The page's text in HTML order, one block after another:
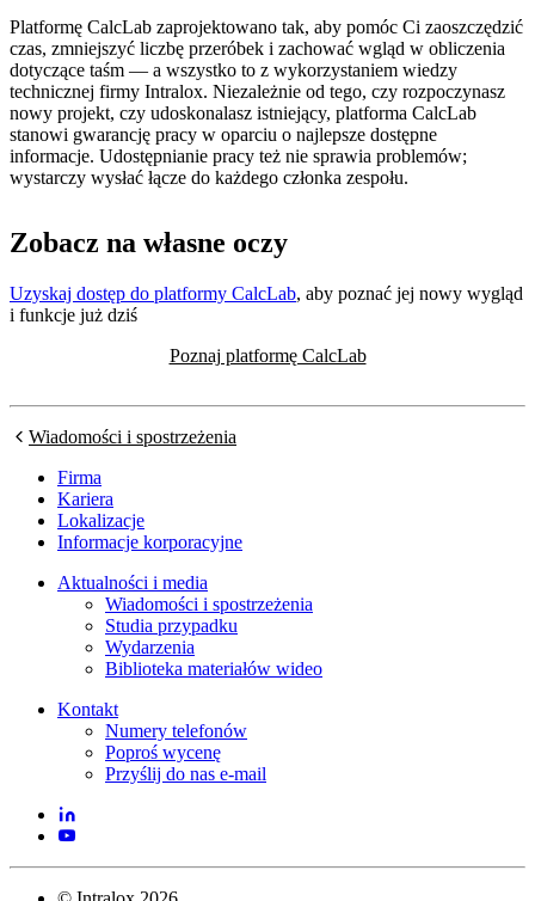
Platformę CalcLab zaprojektowano tak, aby pomóc Ci zaoszczędzić
czas, zmniejszyć liczbę przeróbek i zachować wgląd w obliczenia
dotyczące taśm — a wszystko to z wykorzystaniem wiedzy
technicznej firmy Intralox. Niezależnie od tego, czy rozpoczynasz
nowy projekt, czy udoskonalasz istniejący, platforma CalcLab
stanowi gwarancję pracy w oparciu o najlepsze dostępne
informacje. Udostępnianie pracy też nie sprawia problemów;
wystarczy wysłać łącze do każdego członka zespołu.
Zobacz na własne oczy
Uzyskaj dostęp do platformy CalcLab, aby poznać jej nowy wygląd
i funkcje już dziś
Poznaj platformę CalcLab
Wiadomości i spostrzeżenia
Firma
Kariera
Lokalizacje
Informacje korporacyjne
Aktualności i media
Wiadomości i spostrzeżenia
Studia przypadku
Wydarzenia
Biblioteka materiałów wideo
Kontakt
Numery telefonów
Poproś wycenę
Przyślij do nas e-mail